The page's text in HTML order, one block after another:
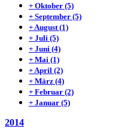
+ Oktober (5)
+ September (5)
+ August (1)
+ Juli (5)
+ Juni (4)
+ Mai (1)
+ April (2)
+ März (4)
+ Februar (2)
+ Januar (5)
2014